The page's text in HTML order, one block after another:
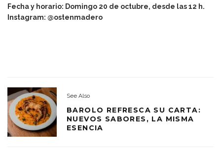
Fecha y horario: Domingo 20 de octubre, desde las 12 h.
Instagram: @ostenmadero
See Also
BAROLO REFRESCA SU CARTA:
NUEVOS SABORES, LA MISMA
ESENCIA